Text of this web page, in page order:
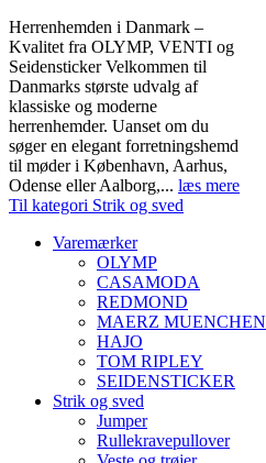
Herrenhemden i Danmark –
Kvalitet fra OLYMP, VENTI og
Seidensticker Velkommen til
Danmarks største udvalg af
klassiske og moderne
herrenhemder. Uanset om du
søger en elegant forretningshemd
til møder i København, Aarhus,
Odense eller Aalborg,... læs mere
Til kategori Strik og sved
Varemærker
OLYMP
CASAMODA
REDMOND
MAERZ MUENCHEN
HAJO
TOM RIPLEY
SEIDENSTICKER
Strik og sved
Jumper
Rullekravepullover